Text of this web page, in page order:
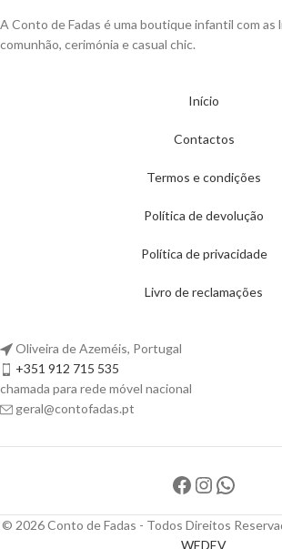
A Conto de Fadas é uma boutique infantil com as
comunhão, cerimónia e casual chic.
Início
Contactos
Termos e condições
Política de devolução
Política de privacidade
Livro de reclamações
Oliveira de Azeméis, Portugal
+351 912 715 535
chamada para rede móvel nacional
geral@contofadas.pt
© 2026 Conto de Fadas - Todos Direitos
WEDEV